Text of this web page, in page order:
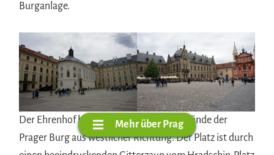
Burganlage.
Der Ehrenhof bildet den Zugang zum Gelände der
Prager Burg aus westlicher Richtung. Der Platz ist durch
Mehr über Prag